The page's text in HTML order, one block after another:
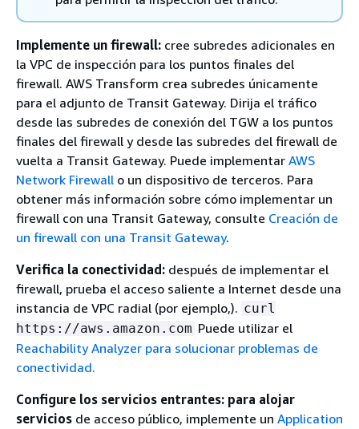
Implemente un firewall: cree subredes adicionales en
la VPC de inspección para los puntos finales del
firewall. AWS Transform crea subredes únicamente
para el adjunto de Transit Gateway. Dirija el tráfico
desde las subredes de conexión del TGW a los puntos
finales del firewall y desde las subredes del firewall de
vuelta a Transit Gateway. Puede implementar AWS
Network Firewall o un dispositivo de terceros. Para
obtener más información sobre cómo implementar un
firewall con una Transit Gateway, consulte Creación de
un firewall con una Transit Gateway.
Verifica la conectividad: después de implementar el
firewall, prueba el acceso saliente a Internet desde una
instancia de VPC radial (por ejemplo,). curl
https://aws.amazon.com Puede utilizar el
Reachability Analyzer para solucionar problemas de
conectividad.
Configure los servicios entrantes: para alojar
servicios de acceso público, implemente un Application